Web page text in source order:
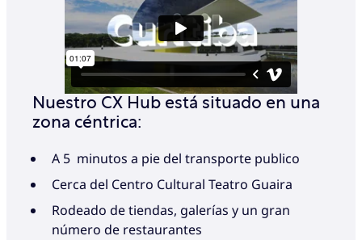
Nuestro CX Hub está situado en una
zona céntrica:
A 5 minutos a pie del transporte publico
Cerca del Centro Cultural Teatro Guaira
Rodeado de tiendas, galerías y un gran
número de restaurantes